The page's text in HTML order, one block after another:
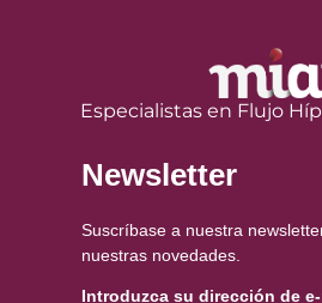
Especialistas en Flujo
Newsletter
Suscríbase a nuestra
nuestras novedades.
Introduzca su dirección de